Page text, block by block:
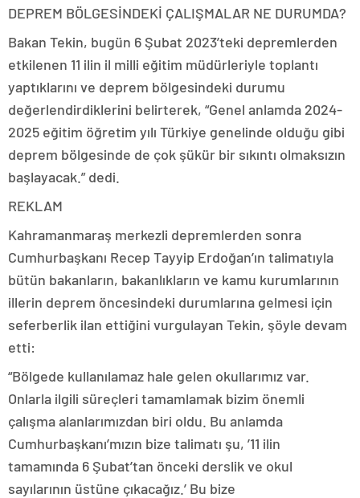
DEPREM BÖLGESİNDEKİ ÇALIŞMALAR NE DURUMDA?
Bakan Tekin, bugün 6 Şubat 2023’teki depremlerden
etkilenen 11 ilin il milli eğitim müdürleriyle toplantı
yaptıklarını ve deprem bölgesindeki durumu
değerlendirdiklerini belirterek, “Genel anlamda 2024-
2025 eğitim öğretim yılı Türkiye genelinde olduğu gibi
deprem bölgesinde de çok şükür bir sıkıntı olmaksızın
başlayacak.” dedi.
REKLAM
Kahramanmaraş merkezli depremlerden sonra
Cumhurbaşkanı Recep Tayyip Erdoğan’ın talimatıyla
bütün bakanların, bakanlıkların ve kamu kurumlarının
illerin deprem öncesindeki durumlarına gelmesi için
seferberlik ilan ettiğini vurgulayan Tekin, şöyle devam
etti:
“Bölgede kullanılamaz hale gelen okullarımız var.
Onlarla ilgili süreçleri tamamlamak bizim önemli
çalışma alanlarımızdan biri oldu. Bu anlamda
Cumhurbaşkanı’mızın bize talimatı şu, ’11 ilin
tamamında 6 Şubat’tan önceki derslik ve okul
sayılarının üstüne çıkacağız.’ Bu bize